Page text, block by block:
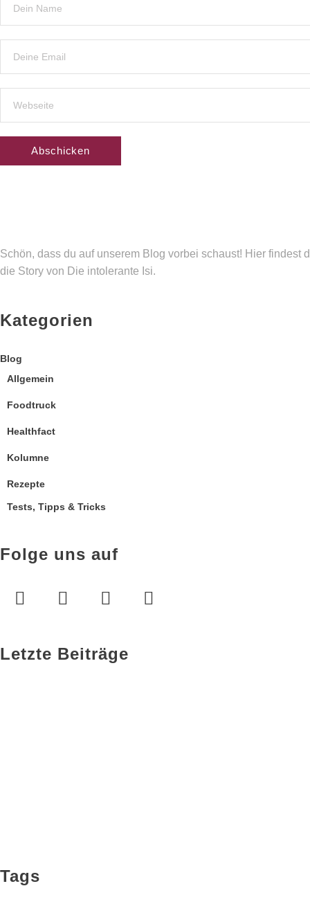
Schön, dass du auf unserem Blog vorbei schaust! Hier
die Story von Die intolerante Isi.
Kategorien
Blog
Allgemein
Foodtruck
Healthfact
Kolumne
Rezepte
Tests, Tipps & Tricks
Folge uns auf
Letzte Beiträge
Tags